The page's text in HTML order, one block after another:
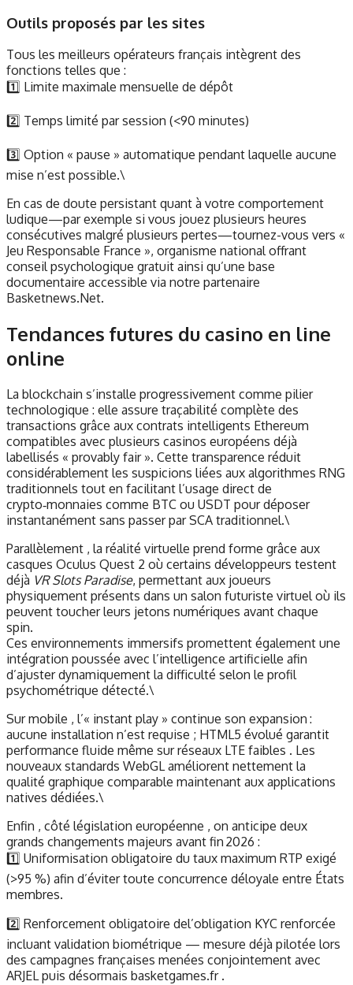
Outils proposés par les sites
Tous les meilleurs opérateurs français intègrent des
fonctions telles que :
1️⃣ Limite maximale mensuelle de dépôt
2️⃣ Temps limité par session (<90 minutes)
3️⃣ Option « pause » automatique pendant laquelle aucune
mise n’est possible.\
En cas de doute persistant quant à votre comportement
ludique—par exemple si vous jouez plusieurs heures
consécutives malgré plusieurs pertes—tournez-vous vers «
Jeu Responsable France », organisme national offrant
conseil psychologique gratuit ainsi qu’une base
documentaire accessible via notre partenaire
Basketnews.Net.
Tendances futures du casino en line​
online​
La blockchain s’installe progressivement comme pilier
technologique : elle assure traçabilité complète des
transactions grâce aux contrats intelligents Ethereum
compatibles avec plusieurs casinos européens déjà
labellisés « provably fair ». Cette transparence réduit
considérablement les suspicions liées aux algorithmes RNG
traditionnels tout en facilitant l’usage direct de
crypto‑monnaies comme BTC ou USDT pour déposer
instantanément sans passer par SCA traditionnel.\
Parallèlement , la réalité virtuelle prend forme grâce aux
casques Oculus Quest 2 où certains développeurs testent
déjà VR Slots Paradise, permettant aux joueurs
physiquement présents dans un salon futuriste virtuel où ils
peuvent toucher leurs jetons numériques avant chaque
spin.
Ces environnements immersifs promettent également une
intégration poussée avec l’intelligence artificielle afin
d’ajuster dynamiquement la difficulté selon le profil
psychométrique détecté.\
Sur mobile , l’« instant play » continue son expansion :
aucune installation n’est requise ; HTML5 évolué garantit
performance fluide même sur réseaux LTE faibles . Les
nouveaux standards WebGL améliorent nettement la
qualité graphique comparable maintenant aux applications
natives dédiées.\
Enfin , côté législation européenne , on anticipe deux
grands changements majeurs avant fin 2026 :
1️⃣ Uniformisation obligatoire du taux maximum RTP exigé
(>95 %) afin d’éviter toute concurrence déloyale entre États
membres.
2️⃣ Renforcement obligatoire del’obligation KYC renforcée
incluant validation biométrique — mesure déjà pilotée lors
des campagnes françaises menées conjointement avec
ARJEL puis désormais basketgames.fr .